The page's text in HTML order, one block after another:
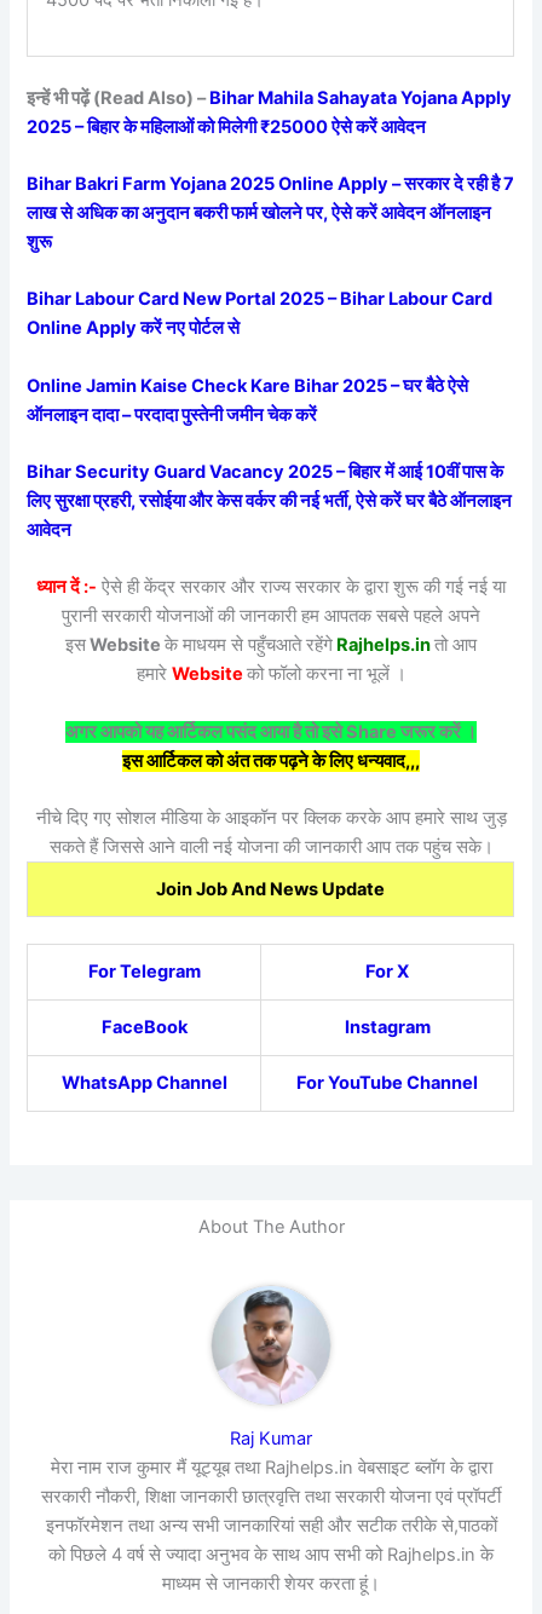
इन्हें भी पढ़ें (Read Also) –Bihar Mahila Sahayata Yojana Apply
2025 – बिहार के महिलाओं को मिलेगी ₹25000 ऐसे करें आवेदन
Bihar Bakri Farm Yojana 2025 Online Apply – सरकार दे रही है 7
लाख से अधिक का अनुदान बकरी फार्म खोलने पर, ऐसे करें आवेदन ऑनलाइन
शुरू
Bihar Labour Card New Portal 2025 – Bihar Labour Card
Online Apply करें नए पोर्टल से
Online Jamin Kaise Check Kare Bihar 2025 – घर बैठे ऐसे
ऑनलाइन दादा – परदादा पुस्तेनी जमीन चेक करें
Bihar Security Guard Vacancy 2025 – बिहार में आई 10वीं पास के
लिए सुरक्षा प्रहरी, रसोईया और केस वर्कर की नई भर्ती, ऐसे करें घर बैठे ऑनलाइन
आवेदन
ध्यान दें :- ऐसे ही केंद्र सरकार और राज्य सरकार के द्वारा शुरू की गई नई या
पुरानी सरकारी योजनाओं की जानकारी हम आपतक सबसे पहले अपने
इसWebsite के माधयम से पहुँचआते रहेंगे Rajhelps.inतो आप
हमारे Website को फॉलो करना ना भूलें ।
अगर आपको यह आर्टिकल पसंद आया है तो इसे Share जरूर करें ।
इस आर्टिकल को अंत तक पढ़ने के लिए धन्यवाद,,,
नीचे दिए गए सोशल मीडिया के आइकॉन पर क्लिक करके आप हमारे साथ जुड़
सकते हैं जिससे आने वाली नई योजना की जानकारी आप तक पहुंच सके।
Join Job And News Update
For Telegram For X
FaceBook Instagram
WhatsApp Channel For YouTube Channel
About The Author
Raj Kumar
मेरा नाम राज कुमार मैं यूट्यूब तथा Rajhelps.in वेबसाइट ब्लॉग के द्वारा
सरकारी नौकरी, शिक्षा जानकारी छात्रवृत्ति तथा सरकारी योजना एवं प्रॉपर्टी
इनफॉरमेशन तथा अन्य सभी जानकारियां सही और सटीक तरीके से,पाठकों
को पिछले 4 वर्ष से ज्यादा अनुभव के साथ आप सभी को Rajhelps.in के
माध्यम से जानकारी शेयर करता हूं।